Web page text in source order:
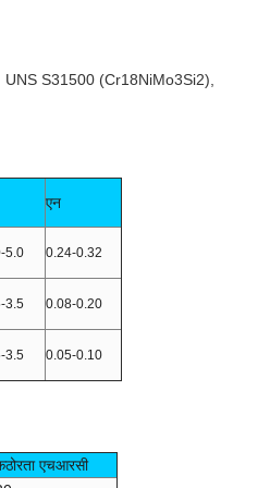
UNS S31500 (Cr18NiMo3Si2),
एन
5.0 0.24-0.32
3.5 0.08-0.20
3.5 0.05-0.10
एचआरसी